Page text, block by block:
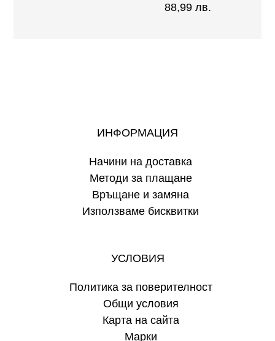
88,99 лв.
ИНФОРМАЦИЯ
Начини на доставка
Методи за плащане
Връщане и замяна
Използваме бисквитки
УСЛОВИЯ
Политика за поверителност
Общи условия
Карта на сайта
Марки